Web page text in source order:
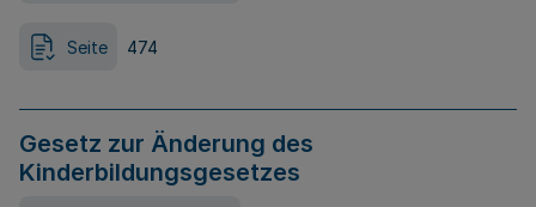
Seite 474
Gesetz zur Änderung des
Kinderbildungsgesetzes